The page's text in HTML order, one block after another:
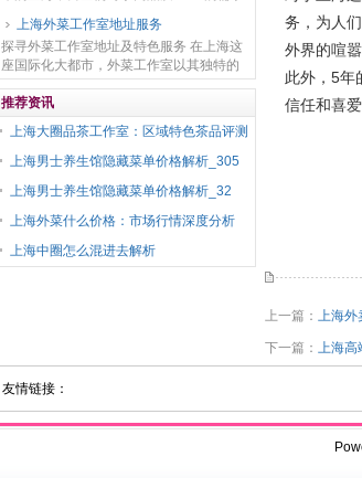
SPA 体验好坏的关键因素。以下为您推
荐...
上海外菜工作室地址服务
探寻外菜工作室地址及特色服务 在上海这
座国际化大都市，外菜工作室以其独特的
美食魅力吸引着众多食客。外菜工作室地
址服务是一项极为贴心且重要的服务内
容。 对于想要品...
推荐资讯
上海大圈品茶工作室：区域特色茶品评测
上海男士养生馆隐藏菜单价格解析_305
上海男士养生馆隐藏菜单价格解析_32
上海外菜什么价格：市场行情深度分析
上海中圈怎么混进去解析
务，为人
外界的喧嚣
此外，5年
信任和喜
上一篇： 上海外
下一篇： 上海高
友情链接：